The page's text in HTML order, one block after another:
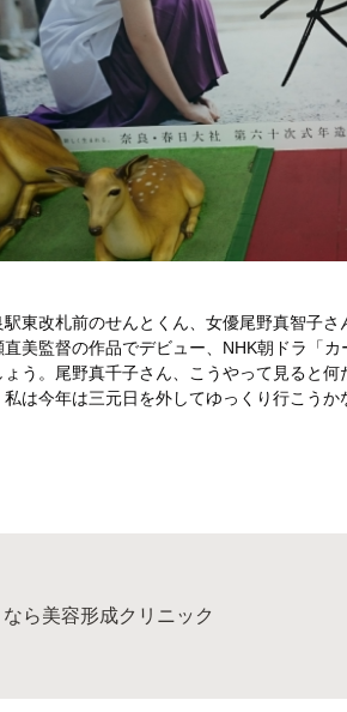
駅東改札前のせんとくん、女優尾野真智子
直美監督の作品でデビュー、NHK朝ドラ「
ょう。尾野真千子さん、こうやって見ると
は今年は三元日を外してゆっくり行こうか
なら美容形成クリニック